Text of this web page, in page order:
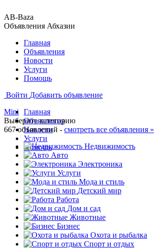
AB-Baza
Объявления Абхазии
Главная
Объявления
Новости
Услуги
Помощь
Войти Добавить объявление
Главная
Объявления
Новости
Услуги
Помощь
Mini
Выберите категорию
667 объявлений - смотреть все объявления »
Недвижимость
Авто
Электроника
Услуги
Мода и стиль
Детский мир
Работа
Дом и сад
Животные
Бизнес
Охота и рыбалка
Спорт и отдых